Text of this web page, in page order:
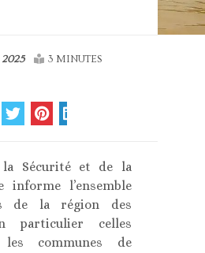
2025
3 MINUTES
Sécurité et de la
informe l’ensemble
de la région des
particulier celles
communes de